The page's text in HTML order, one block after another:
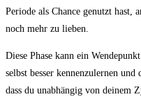
Periode als Chance genutzt hast,
noch mehr zu lieben.
Diese Phase kann ein
selbst besser kennenzulernen und
dass du unabhängig von deinem